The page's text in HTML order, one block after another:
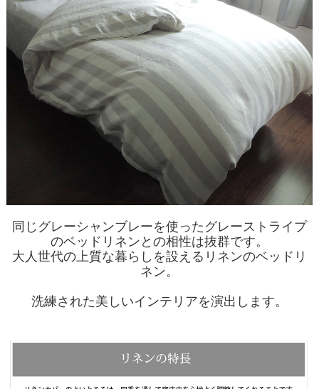
同じグレーシャンブレーを使ったグレーストライプ
のベッドリネンとの相性は抜群です。
大人世代の上質な暮らしを設えるリネンのベッドリ
ネン。
洗練された美しいインテリアを演出します。